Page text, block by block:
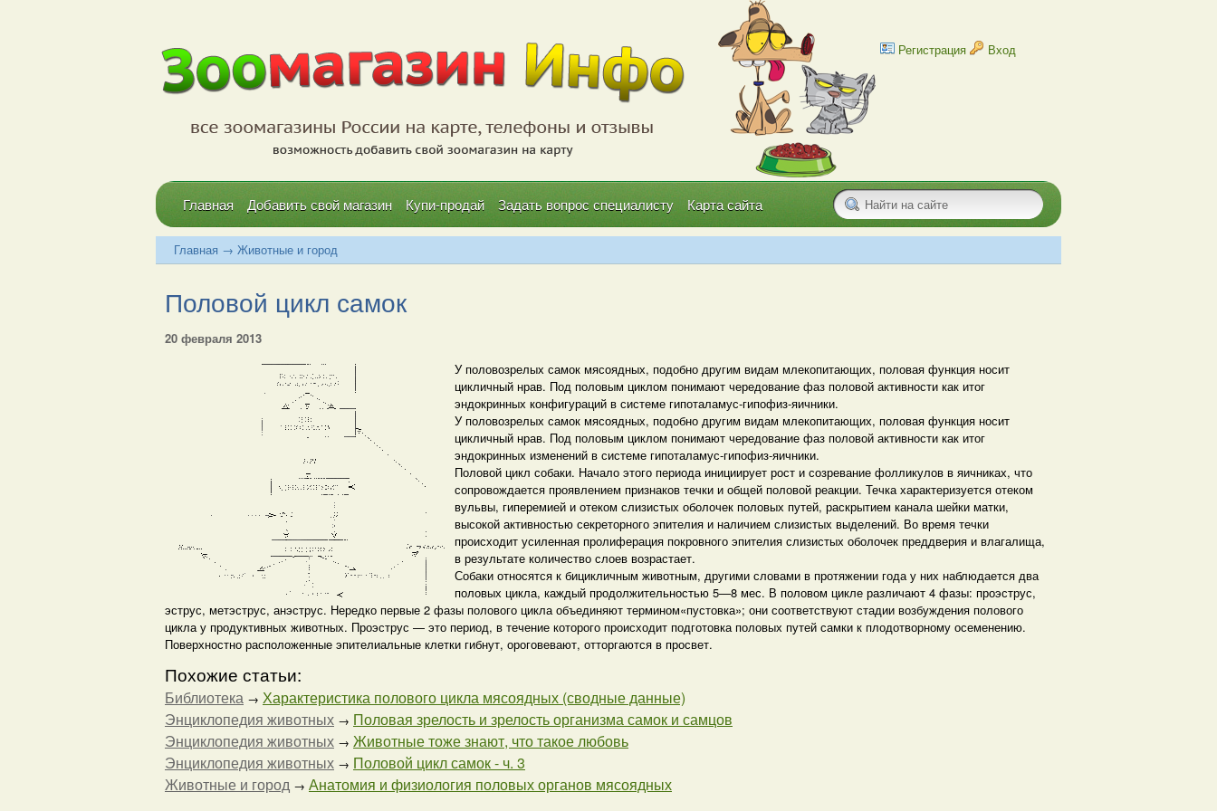
Регистрация Вход
Главная Добавить свой магазин Купи-продай Задать вопрос специалисту Карта сайта
Главная → Животные и город
Половой цикл самок
20 февраля 2013
У половозрелых самок мясоядных, подобно другим видам млекопитающих, половая функция носит
цикличный нрав. Под половым циклом понимают чередование фаз половой активности как итог
эндокринных конфигураций в системе гипоталамус-гипофиз-яичники.
У половозрелых самок мясоядных, подобно другим видам млекопитающих, половая функция носит
цикличный нрав. Под половым циклом понимают чередование фаз половой активности как итог
эндокринных изменений в системе гипоталамус-гипофиз-яичники.
Половой цикл собаки. Начало этого периода инициирует рост и созревание фолликулов в яичниках, что
сопровождается проявлением признаков течки и общей половой реакции. Течка характеризуется отеком
вульвы, гиперемией и отеком слизистых оболочек половых путей, раскрытием канала шейки матки,
высокой активностью секреторного эпителия и наличием слизистых выделений. Во время течки
происходит усиленная пролиферация покровного эпителия слизистых оболочек преддверия и влагалища,
в результате количество слоев возрастает.
Собаки относятся к бицикличным животным, другими словами в протяжении года у них наблюдается два
половых цикла, каждый продолжительностью 5—8 мес. В половом цикле различают 4 фазы: проэструс,
эструс, метэструс, анэструс. Нередко первые 2 фазы полового цикла объединяют термином«пустовка»; они соответствуют стадии возбуждения полового
цикла у продуктивных животных. Проэструс — это период, в течение которого происходит подготовка половых путей самки к плодотворному осеменению.
Поверхностно расположенные эпителиальные клетки гибнут, ороговевают, отторгаются в просвет.
Похожие статьи:
Библиотека → Характеристика полового цикла мясоядных (сводные данные)
Энциклопедия животных → Половая зрелость и зрелость организма самок и самцов
Энциклопедия животных → Животные тоже знают, что такое любовь
Энциклопедия животных → Половой цикл самок - ч. 3
Животные и город → Анатомия и физиология половых органов мясоядных